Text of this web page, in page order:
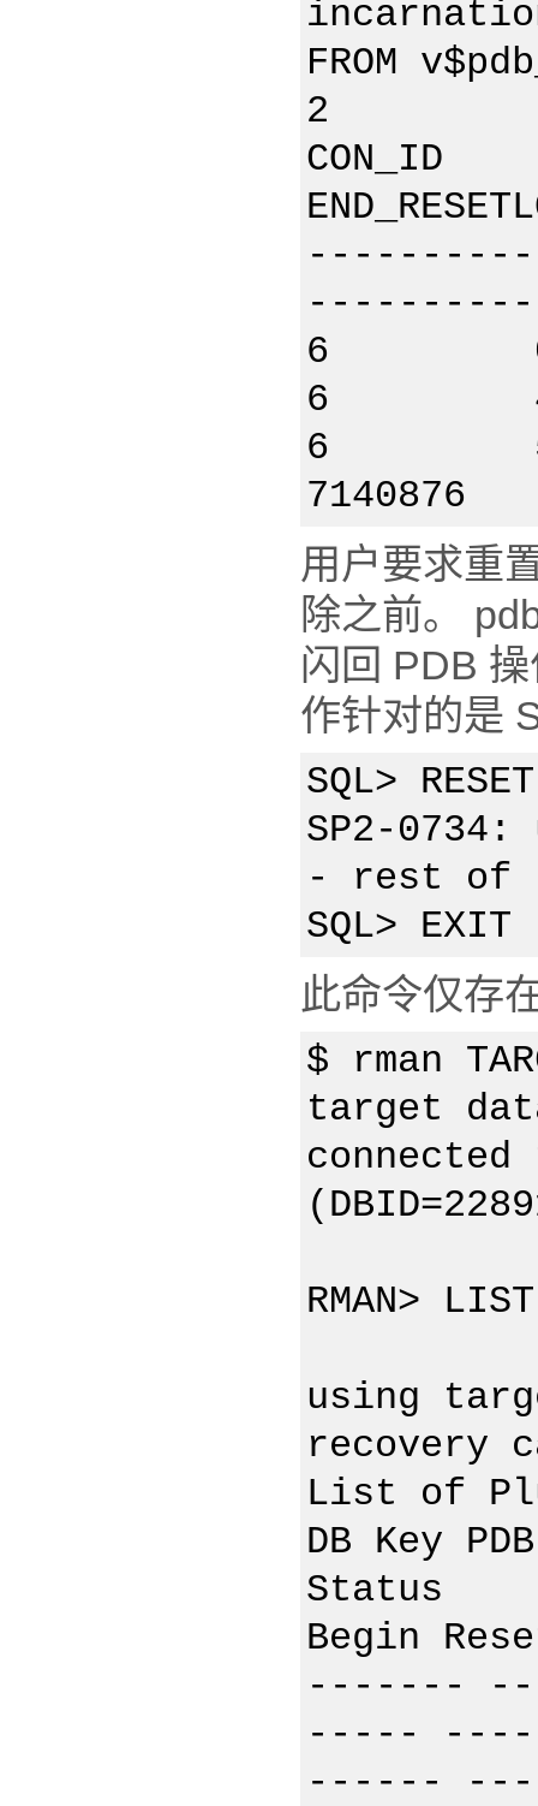
FROM
2
CON_ID
6 0
6 4
6 5
7140876
用户要求重
除之前。
闪回 PDB
作针对的是
SQL>
SP2-0734:
- rest of
SQL> EXIT
此命令仅存
$ rman
target
connected
RMAN>
using
recovery
List of
DB Key
Begin
-------
-----
------